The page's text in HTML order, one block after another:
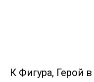
К Фигура, Герой